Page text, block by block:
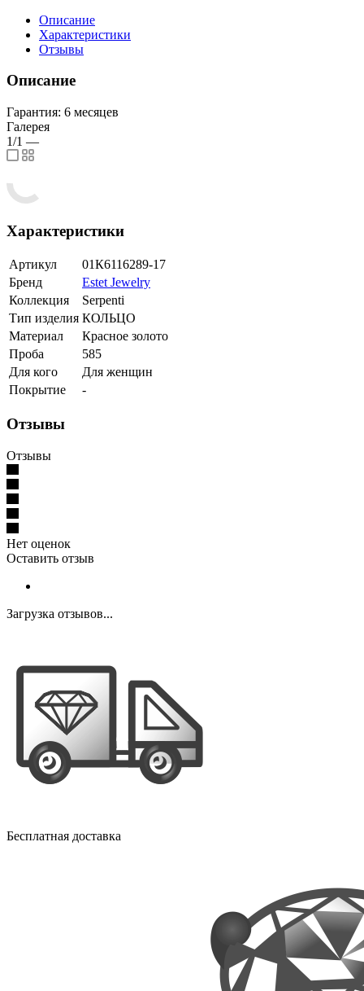
Описание
Характеристики
Отзывы
Описание
Гарантия: 6 месяцев
Галерея
1/1 —
Характеристики
Артикул
01К6116289-17
Бренд
Estet Jewelry
Коллекция
Serpenti
Тип изделия КОЛЬЦО
Материал
Красное золото
Проба
585
Для кого
Для женщин
Покрытие
-
Отзывы
Отзывы
Нет оценок
Оставить отзыв
Загрузка отзывов...
Бесплатная доставка